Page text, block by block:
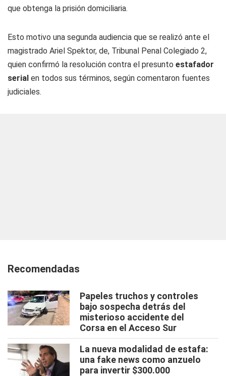
que obtenga la prisión domiciliaria.
Esto motivo una segunda audiencia que se realizó ante el
magistrado Ariel Spektor, de, Tribunal Penal Colegiado 2,
quien confirmó la resolución contra el presunto estafador
serial en todos sus términos, según comentaron fuentes
judiciales.
Recomendadas
Papeles truchos y controles
bajo sospecha detrás del
misterioso accidente del
Corsa en el Acceso Sur
La nueva modalidad de estafa:
una fake news como anzuelo
para invertir $300.000